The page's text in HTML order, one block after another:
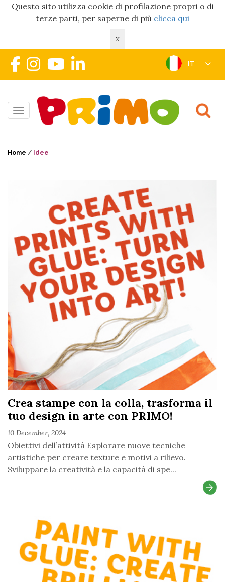
Questo sito utilizza cookie di profilazione propri o di
terze parti, per saperne di più clicca qui
X
IT
Toggle navigation
Home / Idee
Crea stampe con la colla, trasforma il
tuo design in arte con PRIMO!
10 December, 2024
Obiettivi dell’attività Esplorare nuove tecniche
artistiche per creare texture e motivi a rilievo.
Sviluppare la creatività e la capacità di spe...